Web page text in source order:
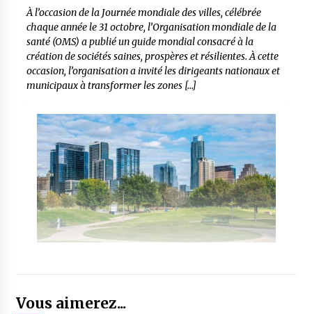
À l’occasion de la Journée mondiale des villes, célébrée
chaque année le 31 octobre, l’Organisation mondiale de la
santé (OMS) a publié un guide mondial consacré à la
création de sociétés saines, prospères et résilientes. À cette
occasion, l’organisation a invité les dirigeants nationaux et
municipaux à transformer les zones […]
Vous aimerez...